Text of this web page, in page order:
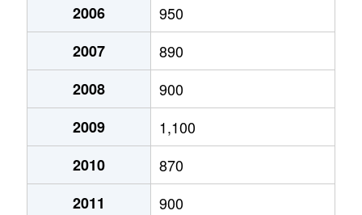
月寒中央通
2,000万円
月寒中央通
260万円
月寒中央通
3,000万円
月寒中央通
3,300万円
月寒西１条
2,900万円
月寒西１条
1,600万円
2006
950
2007
890
2008
900
2009
1,100
2010
870
2011
900